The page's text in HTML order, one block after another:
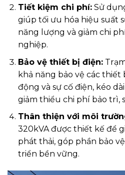
Tiết kiệm chi phí:Sử
giúp tối ưu hóa hiệu suất
năng lượng và giảm chi
nghiệp.
Bảo vệ thiết bị điện:
khả năng bảo vệ các
động và sự cố điện, kéo
giảm thiểu chi phí bảo trì,
Thân thiện với môi
320kVA được thiết kế để
phát thải, góp phần bảo
triển bền vững.